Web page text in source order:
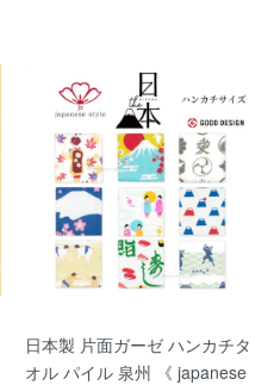
日本製 片面ガーゼ ハンカチタ
オル パイル 泉州 《 japanese